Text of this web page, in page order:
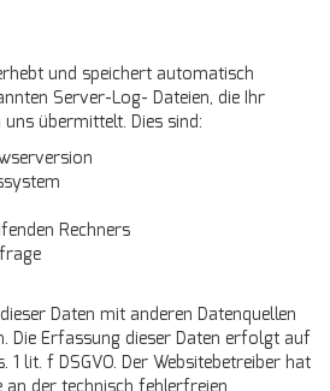
und speichert automatisch
Server-Log- Dateien, die Ihr
übermittelt. Dies sind:
Rechners
Daten mit anderen Datenquellen
Die Erfassung dieser Daten erfolgt auf
lit. f DSGVO. Der Websitebetreiber hat